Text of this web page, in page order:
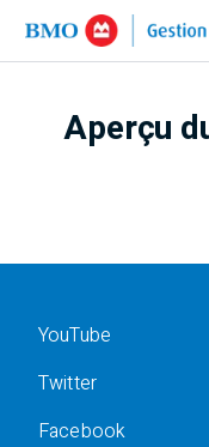
Aperçu
YouTube
Twitter
Facebook